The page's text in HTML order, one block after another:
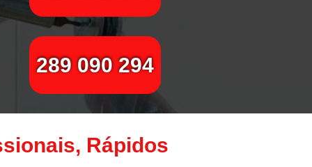
289 090 294
Rápidos